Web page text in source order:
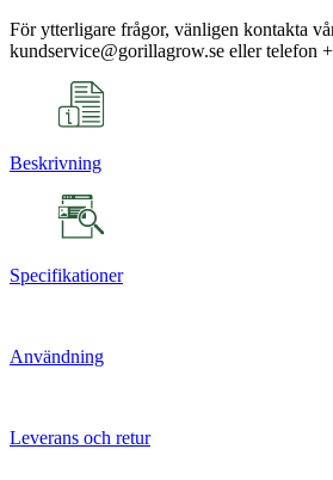
För ytterligare frågor, vänligen kontakta
kundservice@gorillagrow.se eller telefon
Beskrivning
Specifikationer
Användning
Leverans och retur